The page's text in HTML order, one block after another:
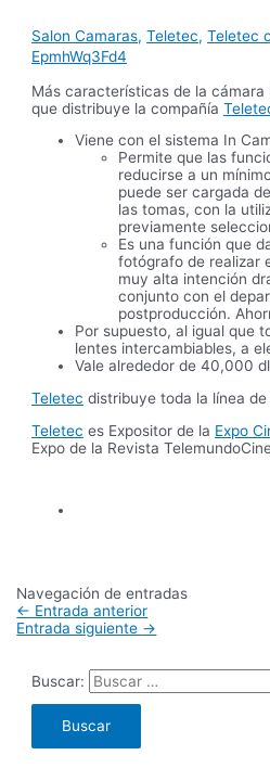
Salon Camaras,Teletec,Teletec
EpmhWq3Fd4
Más características de la cámara
que distribuye la compañía
Viene con el sistema In
Permite que las
reducirse a un
puede ser cargada
las tomas, con la
previamente
Es una función que
fotógrafo de realizar
muy alta intención
conjunto con el
postproducción.
Por supuesto, al igual que
lentes intercambiables, a
Vale alrededor de 40,000
Teletec distribuye toda la línea
Teletec es Expositor de la Expo
Expo de la Revista
Navegación de entradas
← Entrada anterior
Entrada siguiente →
Buscar: